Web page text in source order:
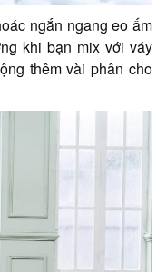
ngắn ngang eo ấm
khi bạn mix với váy
thêm vài phân cho